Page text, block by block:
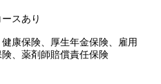
スあり
健康保険、厚生年金保険、雇用
、薬剤師賠償責任保険